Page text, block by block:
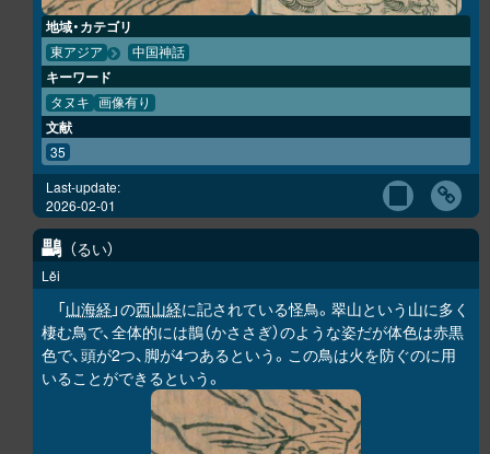
地域・カテゴリ
東アジア 中国神話
キーワード
タヌキ 画像有り
文献
35
Last-update:
2026-02-01
鸓 るい
Lěi
「山海経 」の西山経に記されている怪鳥。翠山という山に多く
棲む鳥で、全体的には鵲（かささぎ）のような姿だが体色は赤黒
色で、頭が2つ、脚が4つあるという。この鳥は火を防ぐのに用
いることができるという。